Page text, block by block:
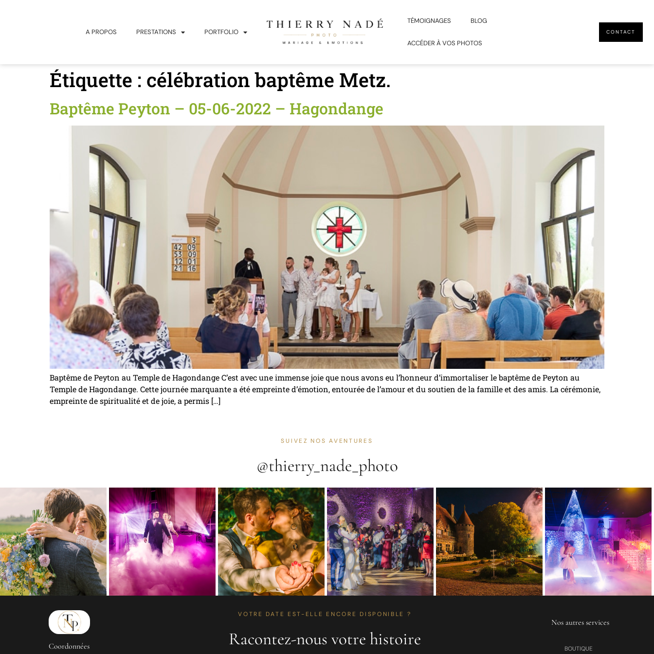
A PROPOS PRESTATIONS PORTFOLIO
TÉMOIGNAGES BLOG
ACCÉDER À VOS PHOTOS
CONTACT
Étiquette : célébration baptême Metz.
Baptême Peyton – 05-06-2022 – Hagondange
Baptême de Peyton au Temple de Hagondange C’est avec une immense joie que nous avons eu l’honneur d’immortaliser le baptême de Peyton au
Temple de Hagondange. Cette journée marquante a été empreinte d’émotion, entourée de l’amour et du soutien de la famille et des amis. La cérémonie,
empreinte de spiritualité et de joie, a permis […]
SUIVEZ NOS AVENTURES
@thierry_nade_photo
Coordonnées
VOTRE DATE EST-ELLE ENCORE DISPONIBLE ?
Racontez-nous votre histoire
Nos autres services
BOUTIQUE